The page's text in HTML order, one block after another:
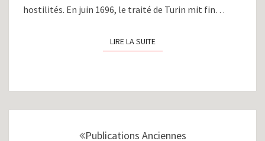
hostilités. En juin 1696, le traité de Turin mit fin…
LIRE LA SUITELIRE LA SUITE
Publications Anciennes